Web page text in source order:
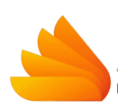
contenido